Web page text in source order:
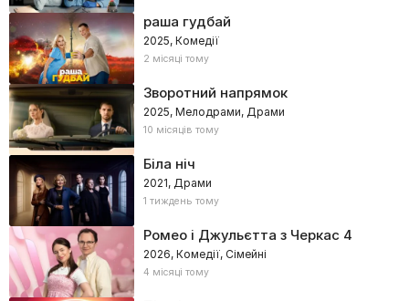
раша гудбай
2025, Комедії
2 місяці тому
Зворотний напрямок
2025, Мелодрами, Драми
10 місяців тому
Біла ніч
2021, Драми
1 тиждень тому
Ромео і Джульєтта з Черкас 4
2026, Комедії, Сімейні
4 місяці тому